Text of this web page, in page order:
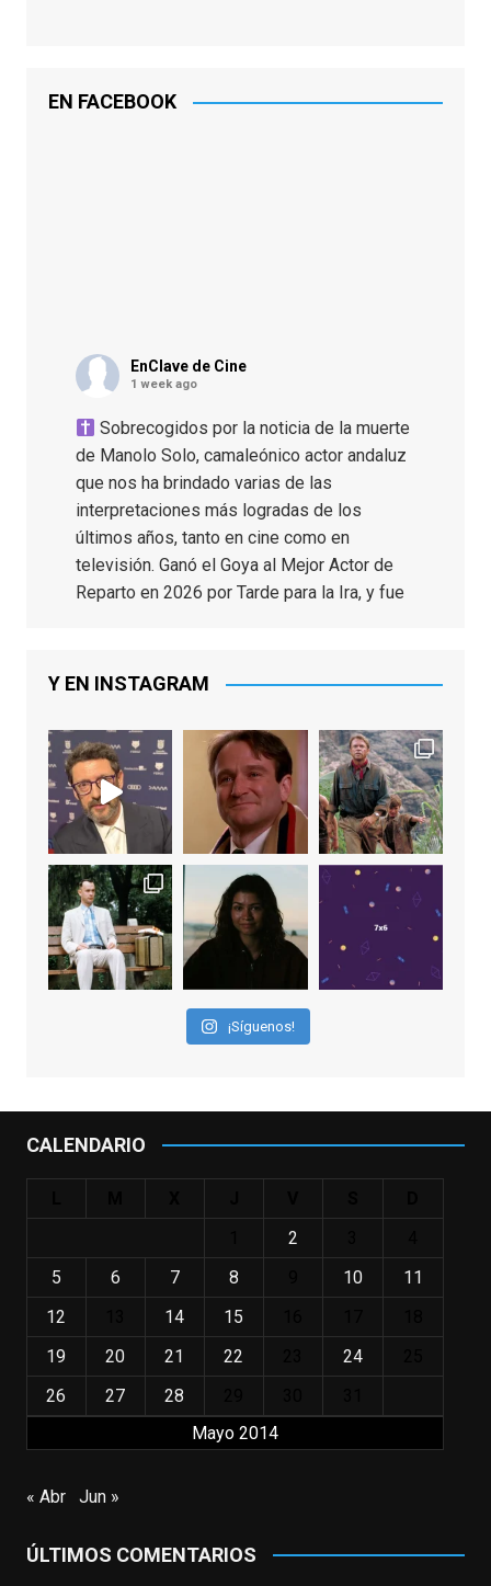
EN FACEBOOK
EnClave de Cine
1 week ago
Sobrecogidos por la noticia de la muerte
de Manolo Solo, camaleónico actor andaluz
que nos ha brindado varias de las
interpretaciones más logradas de los
últimos años, tanto en cine como en
televisión. Ganó el Goya al Mejor Actor de
Reparto en 2026 por Tarde para la Ira, y fue
principal por Una Quinta Por
View on Facebook Share
EnClave de Cine
2 weeks ago
"El adulto divertido y juguetón que todos
los niños querríamos tener en nuestras
familias, el carroza cachondo mental con el
que los adolescentes desearíamos tomar
nuestras primeras cañas". Así despedíamos
a Robin Williams en agosto de 2014, tras su
trágica muerte. Hoy el actor
#ElIndomableWillHuntinge...
(1951-2014)
Puede que sus últimos años no hiciesen
justicia a todo su filmografía anterior.
Pero nadie podrá quitarle nunca su
incalculable valor icónico y emotivo para
toda una generación.
View on Facebook · Share
This content isn't available right now
Y EN INSTAGRAM
¡Síguenos!
CALENDARIO
Mayo 2014
2
5
6 7 8 10
11
12
14 15
19
20 21 22 24
26
27 28
« Abr Jun »
ÚLTIMOS COMENTARIOS